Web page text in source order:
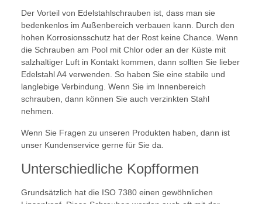
Der Vorteil von Edelstahlschrauben ist, dass man sie
bedenkenlos im Außenbereich verbauen kann. Durch den
hohen Korrosionsschutz hat der Rost keine Chance. Wenn
die Schrauben am Pool mit Chlor oder an der Küste mit
salzhaltiger Luft in Kontakt kommen, dann sollten Sie lieber
Edelstahl A4 verwenden. So haben Sie eine stabile und
langlebige Verbindung. Wenn Sie im Innenbereich
schrauben, dann können Sie auch verzinkten Stahl
nehmen.
Wenn Sie Fragen zu unseren Produkten haben, dann ist
unser Kundenservice gerne für Sie da.
Unterschiedliche Kopfformen
Grundsätzlich hat die ISO 7380 einen gewöhnlichen